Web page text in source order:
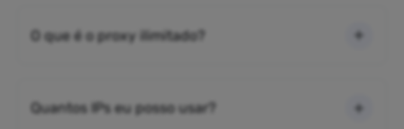
O que é o proxy ilimitado?
Quantos IPs eu posso usar?